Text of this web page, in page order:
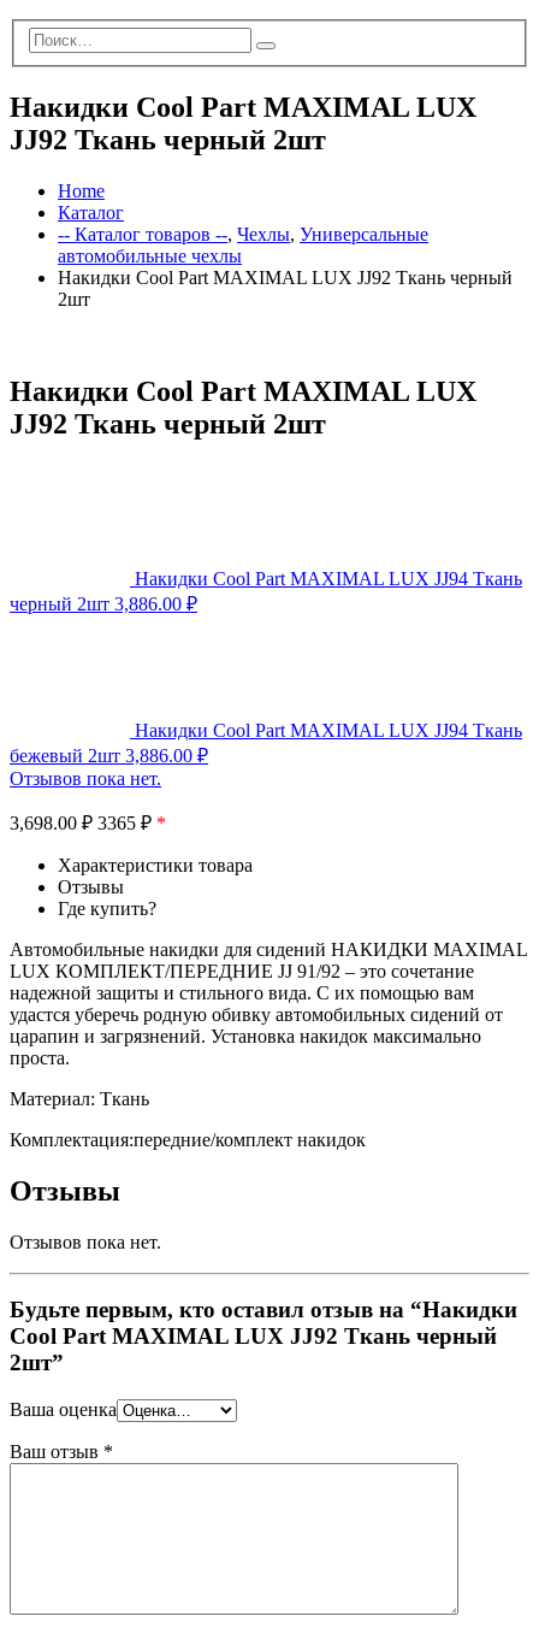
Накидки Cool Part MAXIMAL LUX
JJ92 Ткань черный 2шт
Home
Каталог
-- Каталог товаров --, Чехлы, Универсальные
автомобильные чехлы
Накидки Cool Part MAXIMAL LUX JJ92 Ткань черный
2шт
Накидки Cool Part MAXIMAL LUX
JJ92 Ткань черный 2шт
Накидки Cool Part MAXIMAL LUX JJ94 Ткань
черный 2шт 3,886.00 ₽
Накидки Cool Part MAXIMAL LUX JJ94 Ткань
бежевый 2шт 3,886.00 ₽
Отзывов пока нет.
3,698.00 ₽ 3365 ₽ *
Характеристики товара
Отзывы
Где купить?
Автомобильные накидки для сидений НАКИДКИ MAXIMAL
LUX КОМПЛЕКТ/ПЕРЕДНИЕ JJ 91/92 – это сочетание
надежной защиты и стильного вида. С их помощью вам
удастся уберечь родную обивку автомобильных сидений от
царапин и загрязнений. Установка накидок максимально
проста.
Материал: Ткань
Комплектация:передние/комплект накидок
Отзывы
Отзывов пока нет.
Будьте первым, кто оставил отзыв на “Накидки
Cool Part MAXIMAL LUX JJ92 Ткань черный
2шт”
Ваша оценка
Ваш отзыв *